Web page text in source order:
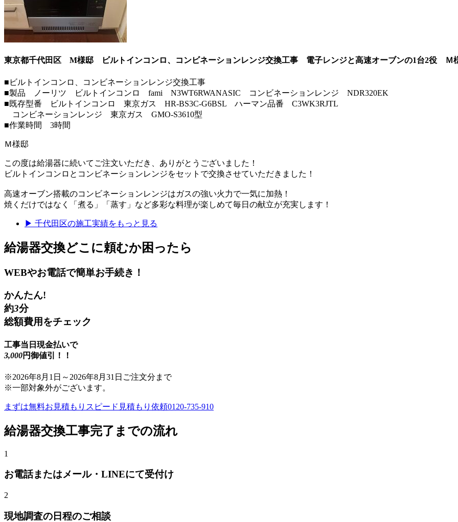
東京都千代田区 M様邸 ビルトインコンロ、コンビネーションレンジ交換工事 電子レンジと高速オーブンの1台2役 Ｍ
■ビルトインコンロ、コンビネーションレンジ交換工事
■製品 ノーリツ ビルトインコンロ fami N3WT6RWANASIC コンビネーションレンジ NDR320EK
■既存型番 ビルトインコンロ 東京ガス HR-BS3C-G6BSL ハーマン品番 C3WK3RJTL
コンビネーションレンジ 東京ガス GMO-S3610型
■作業時間 3時間
Ｍ様邸
この度は給湯器に続いてご注文いただき、ありがとうございました！
ビルトインコンロとコンビネーションレンジをセットで交換させていただきました！
高速オーブン搭載のコンビネーションレンジはガスの強い火力で一気に加熱！
焼くだけではなく「煮る」「蒸す」など多彩な料理が楽しめて毎日の献立が充実します！
▶ 千代田区の施工実績をもっと見る
給湯器交換どこに頼むか困ったら
WEBやお電話で簡単お手続き！
かんたん!
約3分
総額費用をチェック
工事当日現金払いで
3,000円御値引！！
※2026年8月1日 ～ 2026年8月31日 ご注文分まで
※一部対象外がございます。
まずは無料お見積もり スピード見積もり依頼0120-735-910
給湯器交換工事完了までの流れ
1
お電話またはメール・LINEにて受付け
2
現地調査の日程のご相談